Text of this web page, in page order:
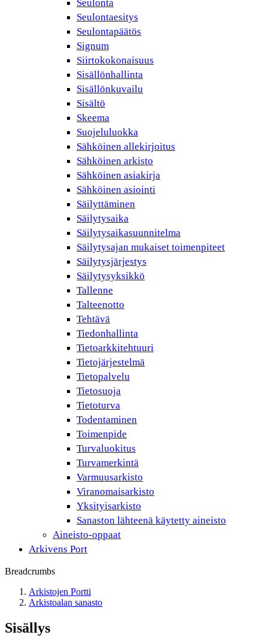
Seulonta
Seulontaesitys
Seulontapäätös
Signum
Siirtokokonaisuus
Sisällönhallinta
Sisällönkuvailu
Sisältö
Skeema
Suojeluluokka
Sähköinen allekirjoitus
Sähköinen arkisto
Sähköinen asiakirja
Sähköinen asiointi
Säilyttäminen
Säilytysaika
Säilytysaikasuunnitelma
Säilytysajan mukaiset toimenpiteet
Säilytysjärjestys
Säilytysyksikkö
Tallenne
Talteenotto
Tehtävä
Tiedonhallinta
Tietoarkkitehtuuri
Tietojärjestelmä
Tietopalvelu
Tietosuoja
Tietoturva
Todentaminen
Toimenpide
Turvaluokitus
Turvamerkintä
Varmuusarkisto
Viranomaisarkisto
Yksityisarkisto
Sanaston lähteenä käytetty aineisto
Aineisto-oppaat
Arkivens Port
Breadcrumbs
Arkistojen Portti
Arkistoalan sanasto
Sisällys